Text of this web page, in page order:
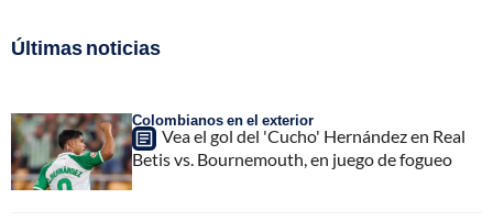
Últimas noticias
Colombianos en el exterior
Vea el gol del 'Cucho' Hernández en Real
Betis vs. Bournemouth, en juego de fogueo